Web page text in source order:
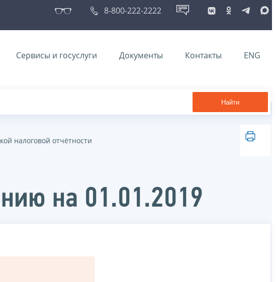
8-800-222-2222
Сервисы и госуслуги Документы Контакты ENG
Найти
налоговой отчётности
на 01.01.2019